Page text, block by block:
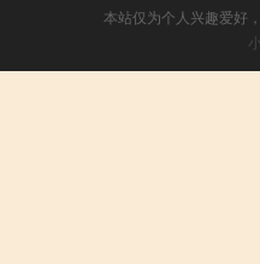
本站仅为个人兴趣爱好